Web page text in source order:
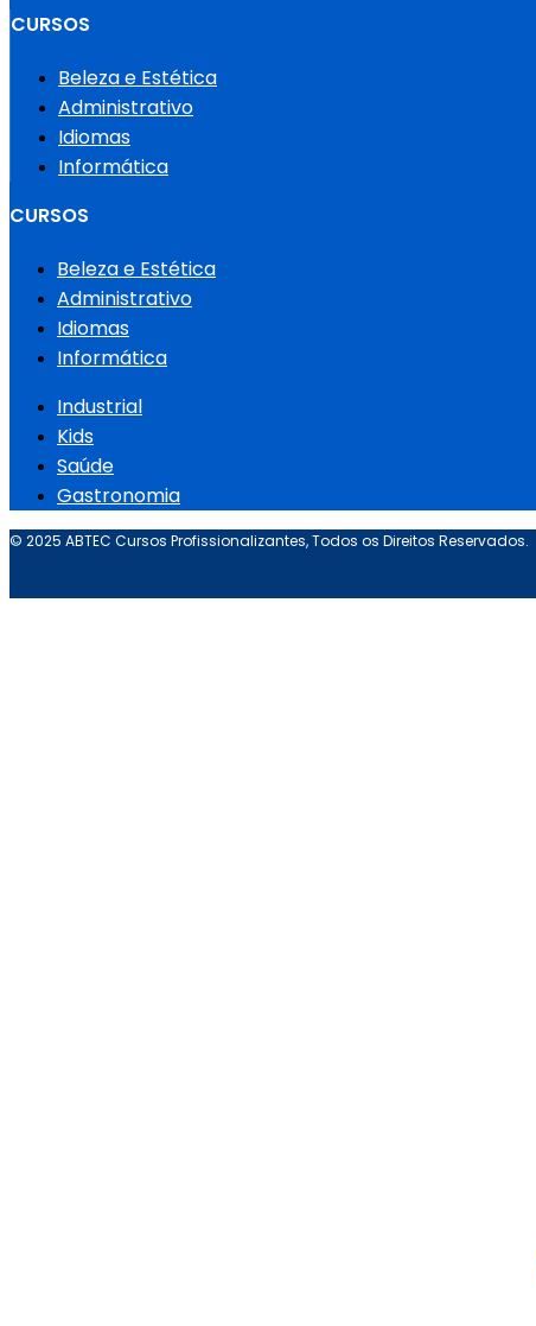
CURSOS
Beleza e Estética
Administrativo
Idiomas
Informática
CURSOS
Beleza e Estética
Administrativo
Idiomas
Informática
Industrial
Kids
Saúde
Gastronomia
© 2025 ABTEC Cursos Profissionalizantes, Todos os Direitos Reservados.